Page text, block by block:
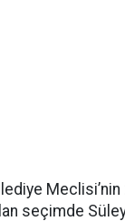
Meclisi’nin
seçimde